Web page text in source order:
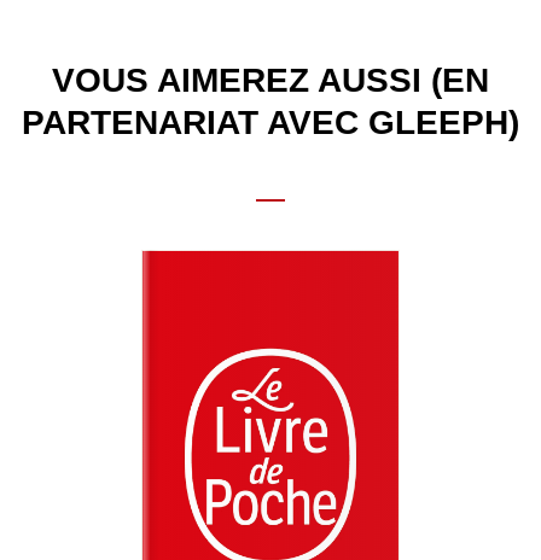
VOUS AIMEREZ AUSSI (EN
PARTENARIAT AVEC GLEEPH)